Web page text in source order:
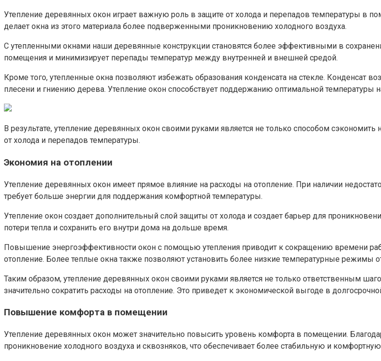
Утепление деревянных окон играет важную роль в защите от холода и перепадов температуры в
делает окна из этого материала более подверженными проникновению холодного воздуха.
С утепленными окнами наши деревянные конструкции становятся более эффективными в
помещения и минимизирует перепады температур между внутренней и внешней средой.​
Кроме того, утепленные окна позволяют избежать образования конденсата на стекле.​ Конденсат
плесени и гниению дерева.​ Утепление окон способствует поддержанию оптимальной температуры
В результате, утепление деревянных окон своими руками является не только способом
от холода и перепадов температуры.​
Экономия на отоплении
Утепление деревянных окон имеет прямое влияние на расходы на отопление. При наличии
требует больше энергии для поддержания комфортной температуры.​
Утепление окон создает дополнительный слой защиты от холода и создает барьер для
потери тепла и сохранить его внутри дома на дольше время.​
Повышение энергоэффективности окон с помощью утепления приводит к сокращению времени
отопление. Более теплые окна также позволяют установить более низкие температурные режимы
Таким образом, утепление деревянных окон своими руками является не только ответственным
значительно сократить расходы на отопление.​ Это приведет к экономической выгоде в
Повышение комфорта в помещении
Утепление деревянных окон может значительно повысить уровень комфорта в помещении.​
проникновение холодного воздуха и сквозняков, что обеспечивает более стабильную и комфортную